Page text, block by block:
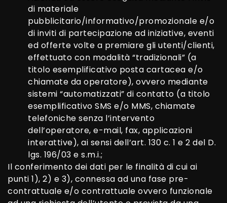
di materiale
pubblicitario/informativo/promozionale e/o
di inviti di partecipazione ad iniziative, eventi
ed offerte volte a premiare gli utenti/clienti,
effettuato con modalità “tradizionali” (a
titolo esemplificativo posta cartacea e/o
chiamate da operatore), ovvero mediante
sistemi “automatizzati” di contatto (a titolo
esemplificativo SMS e/o MMS, chiamate
telefoniche senza l’intervento
dell’operatore, e-mail, fax, applicazioni
interattive), ai sensi dell’art. 130 c. 1 e 2 del D.
lgs. 196/03 e s.m.i.;
Il conferimento dei dati per le finalità di cui ai
punti 1), 2) e 3), connessa ad una fase pre-
contrattuale e/o contrattuale ovvero funzionale